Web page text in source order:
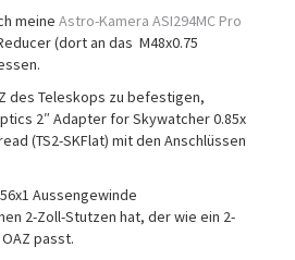
meine Astro-Kamera ASI294MC Pro
(dort an das M48x0.75
des Teleskops zu befestigen,
2″ Adapter for Skywatcher 0.85x
(TS2-SKFlat) mit den Anschlüssen
Aussengewinde
2-Zoll-Stutzen hat, der wie ein 2-
passt.